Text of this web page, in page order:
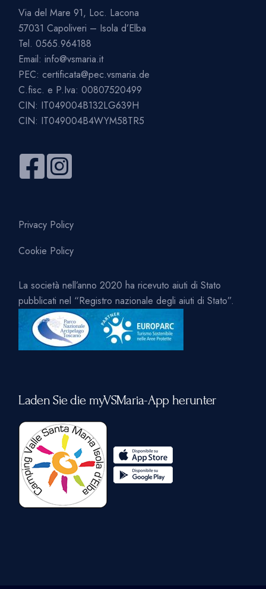
Via del Mare 91, Loc. Lacona
57031 Capoliveri – Isola d’Elba
Tel.0565.964188
Email:info@vsmaria.it
PEC:certificata@pec.vsmaria.de
C.fisc. e P.Iva: 00807520499
CIN: IT049004B132LG639H
CIN: IT049004B4WYM58TR5
Privacy Policy
Cookie Policy
La società nell’anno 2020 ha ricevuto aiuti di Stato
pubblicati nel “Registro nazionale degli aiuti di Stato”.
Laden Sie die myVSMaria-App herunter